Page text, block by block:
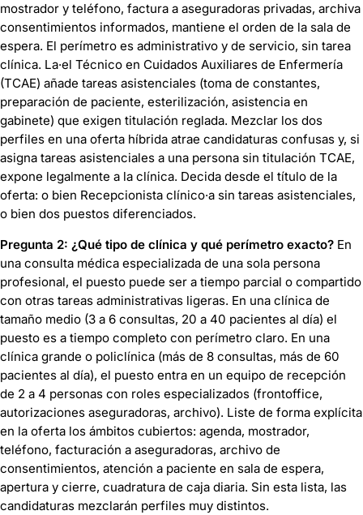
mostrador y teléfono, factura a aseguradoras privadas, archiva
consentimientos informados, mantiene el orden de la sala de
espera. El perímetro es administrativo y de servicio, sin tarea
clínica. La·el Técnico en Cuidados Auxiliares de Enfermería
(TCAE) añade tareas asistenciales (toma de constantes,
preparación de paciente, esterilización, asistencia en
gabinete) que exigen titulación reglada. Mezclar los dos
perfiles en una oferta híbrida atrae candidaturas confusas y, si
asigna tareas asistenciales a una persona sin titulación TCAE,
expone legalmente a la clínica. Decida desde el título de la
oferta: o bien Recepcionista clínico·a sin tareas asistenciales,
o bien dos puestos diferenciados.
Pregunta 2: ¿Qué tipo de clínica y qué perímetro exacto? En
una consulta médica especializada de una sola persona
profesional, el puesto puede ser a tiempo parcial o compartido
con otras tareas administrativas ligeras. En una clínica de
tamaño medio (3 a 6 consultas, 20 a 40 pacientes al día) el
puesto es a tiempo completo con perímetro claro. En una
clínica grande o policlínica (más de 8 consultas, más de 60
pacientes al día), el puesto entra en un equipo de recepción
de 2 a 4 personas con roles especializados (frontoffice,
autorizaciones aseguradoras, archivo). Liste de forma explícita
en la oferta los ámbitos cubiertos: agenda, mostrador,
teléfono, facturación a aseguradoras, archivo de
consentimientos, atención a paciente en sala de espera,
apertura y cierre, cuadratura de caja diaria. Sin esta lista, las
candidaturas mezclarán perfiles muy distintos.